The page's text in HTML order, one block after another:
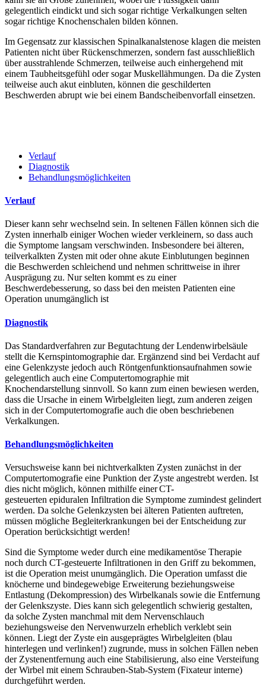
gelegentlich eindickt und sich sogar richtige Verkalkungen selten
sogar richtige Knochenschalen bilden können.
Im Gegensatz zur klassischen Spinalkanalstenose klagen die meisten
Patienten nicht überRückenschmerzen, sondern fast ausschließlich
über ausstrahlende Schmerzen, teilweise auch einhergehend mit
einem Taubheitsgefühl oder sogar Muskellähmungen. Da die Zysten
teilweise auch akut einbluten, können die geschilderten
Beschwerden abrupt wie bei einem Bandscheibenvorfall einsetzen.
Verlauf
Diagnostik
Behandlungsmöglichkeiten
Verlauf
Dieser kann sehr wechselnd sein. In seltenen Fällen können sich die
Zysten innerhalb einiger Wochen wieder verkleinern, so dass auch
die Symptome langsam verschwinden. Insbesondere bei älteren,
teilverkalkten Zysten mit oder ohne akute Einblutungen beginnen
die Beschwerden schleichend und nehmen schrittweise in ihrer
Ausprägung zu. Nur selten kommt es zu einer
Beschwerdebesserung, so dass bei den meisten Patienten eine
Operation unumgänglich ist
Diagnostik
Das Standardverfahren zur Begutachtung der Lendenwirbelsäule
stellt die Kernspintomographie dar. Ergänzend sind bei Verdacht auf
eine Gelenkzyste jedoch auch Röntgenfunktionsaufnahmen sowie
gelegentlich auch eine Computertomographie mit
Knochendarstellung sinnvoll. So kann zum einen bewiesen werden,
dass die Ursache in einem Wirbelgleiten liegt, zum anderen zeigen
sich in der Computertomografie auch die oben beschriebenen
Verkalkungen.
Behandlungsmöglichkeiten
Versuchsweise kann bei nichtverkalkten Zysten zunächst in der
Computertomografie eine Punktion der Zyste angestrebt werden. Ist
dies nicht möglich, können mithilfe einerCT-
gesteuerten epiduralen Infiltrationdie Symptome zumindest gelindert
werden. Da solche Gelenkzysten bei älteren Patienten auftreten,
müssen mögliche Begleiterkrankungen bei der Entscheidung zur
Operation berücksichtigt werden!
Sind die Symptome weder durch eine medikamentöse Therapie
noch durch CT-gesteuerte Infiltrationen in den Griff zu bekommen,
ist die Operation meist unumgänglich. Die Operation umfasst die
knöcherne und bindegewebige Erweiterung beziehungsweise
Entlastung (Dekompression) des Wirbelkanals sowie die Entfernung
der Gelenkszyste. Dies kann sich gelegentlich schwierig gestalten,
da solche Zysten manchmal mit dem Nervenschlauch
beziehungsweise den Nervenwurzeln erheblich verklebt sein
können. Liegt der Zyste ein ausgeprägtes Wirbelgleiten (blau
hinterlegen und verlinken!) zugrunde, muss in solchen Fällen neben
der Zystenentfernung auch eine Stabilisierung, also eine Versteifung
der Wirbel mit einem Schrauben-Stab-System (Fixateur interne)
durchgeführt werden.